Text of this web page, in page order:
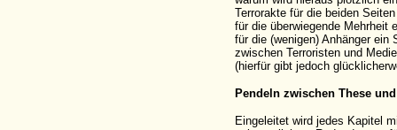
Terrorakte für die beiden
für die überwiegende Mehrheit
für die (wenigen) Anhänger ein
zwischen Terroristen und
(hierfür gibt jedoch
Pendeln zwischen These
Eingeleitet wird jedes Kapitel